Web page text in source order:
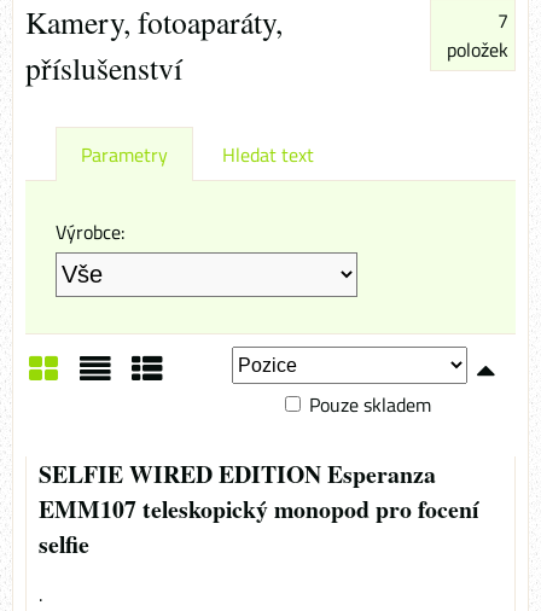
Kamery, fotoaparáty,
příslušenství
7
položek
Parametry Hledat text
Výrobce:
Pouze skladem
SELFIE WIRED EDITION Esperanza
EMM107 teleskopický monopod pro focení
selfie
.